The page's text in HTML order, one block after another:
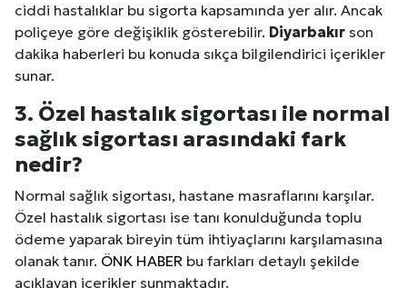
ciddi hastalıklar bu sigorta kapsamında yer alır. Ancak
poliçeye göre değişiklik gösterebilir. Diyarbakır son
dakika haberleri bu konuda sıkça bilgilendirici içerikler
sunar.
3. Özel hastalık sigortası ile normal
sağlık sigortası arasındaki fark
nedir?
Normal sağlık sigortası, hastane masraflarını karşılar.
Özel hastalık sigortası ise tanı konulduğunda toplu
ödeme yaparak bireyin tüm ihtiyaçlarını karşılamasına
olanak tanır. ÖNK HABER bu farkları detaylı şekilde
açıklayan içerikler sunmaktadır.